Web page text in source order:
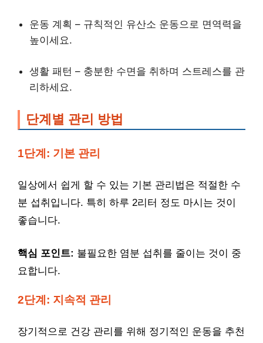
운동 계획 – 규칙적인 유산소 운동으로 면역력을
높이세요.
생활 패턴 – 충분한 수면을 취하며 스트레스를 관
리하세요.
단계별 관리 방법
1단계: 기본 관리
일상에서 쉽게 할 수 있는 기본 관리법은 적절한 수
분 섭취입니다. 특히 하루 2리터 정도 마시는 것이
좋습니다.
핵심 포인트: 불필요한 염분 섭취를 줄이는 것이 중
요합니다.
2단계: 지속적 관리
장기적으로 건강 관리를 위해 정기적인 운동을 추천